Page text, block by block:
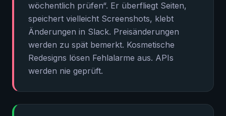
wöchentlich prüfen“. Er überfliegt Seiten,
speichert vielleicht Screenshots, klebt
Änderungen in Slack. Preisänderungen
werden zu spät bemerkt. Kosmetische
Redesigns lösen Fehlalarme aus. APIs
werden nie geprüft.